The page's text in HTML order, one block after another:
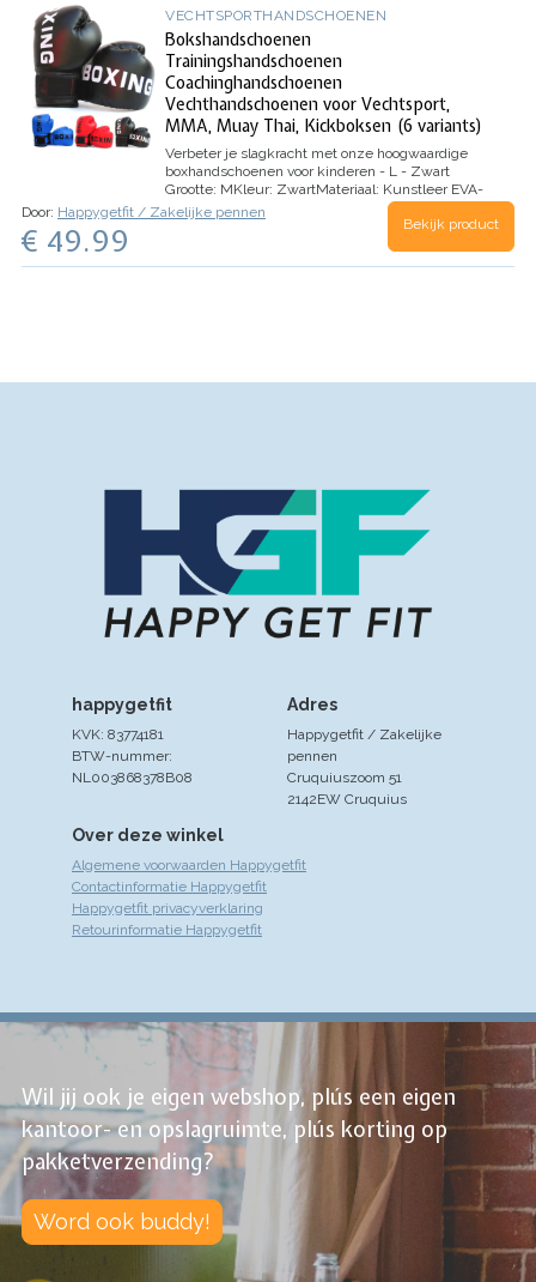
VECHTSPORTHANDSCHOENEN
Bokshandschoenen
Trainingshandschoenen
Coachinghandschoenen
Vechthandschoenen voor Vechtsport,
MMA, Muay Thai, Kickboksen (6 variants)
Verbeter je slagkracht met onze hoogwaardige
boxhandschoenen voor kinderen - L - Zwart
Grootte: MKleur: ZwartMateriaal: Kunstleer EVA-
kunststofMerk:
Type handschoen:
Sparren…
Door: Happygetfit / Zakelijke pennen
€ 49.99 Bekijk product
Over deze winkel
Algemene voorwaarden Happygetfit
Contactinformatie Happygetfit
Happygetfit privacyverklaring
Retourinformatie Happygetfit
Adres
Happygetfit / Zakelijke
pennen
Cruquiuszoom 51
2142EW Cruquius
happygetfit
KVK: 83774181
BTW-nummer:
NL003868378B08
Wil jij ook je eigen webshop, plús een eigen
kantoor- en opslagruimte, plús korting op
pakketverzending?
Word ook buddy!